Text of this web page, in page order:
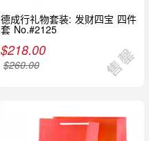
德成行礼物套装: 发财四宝 四件
套 No.#2125
$218.00
$260.00